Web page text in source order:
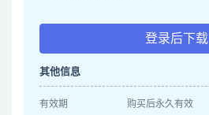
登录后下载
其他信息
有效期 购买后永久有效